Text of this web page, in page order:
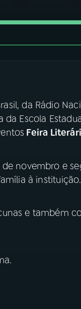
da Rádio
da Escola
Feira
novembro e
à instituição.
e também